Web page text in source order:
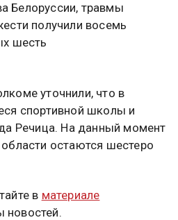
Белоруссии, травмы
получили восемь
шесть
уточнили, что в
спортивной школы и
Речица. На данный момент
остаются шестеро
в материале